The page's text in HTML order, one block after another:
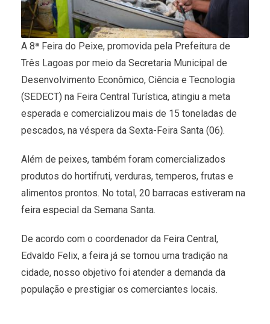
A 8ª Feira do Peixe, promovida pela Prefeitura de
Três Lagoas por meio da Secretaria Municipal de
Desenvolvimento Econômico, Ciência e Tecnologia
(SEDECT) na Feira Central Turística, atingiu a meta
esperada e comercializou mais de 15 toneladas de
pescados, na véspera da Sexta-Feira Santa (06).
Além de peixes, também foram comercializados
produtos do hortifruti, verduras, temperos, frutas e
alimentos prontos. No total, 20 barracas estiveram na
feira especial da Semana Santa.
De acordo com o coordenador da Feira Central,
Edvaldo Felix, a feira já se tornou uma tradição na
cidade, nosso objetivo foi atender a demanda da
população e prestigiar os comerciantes locais.